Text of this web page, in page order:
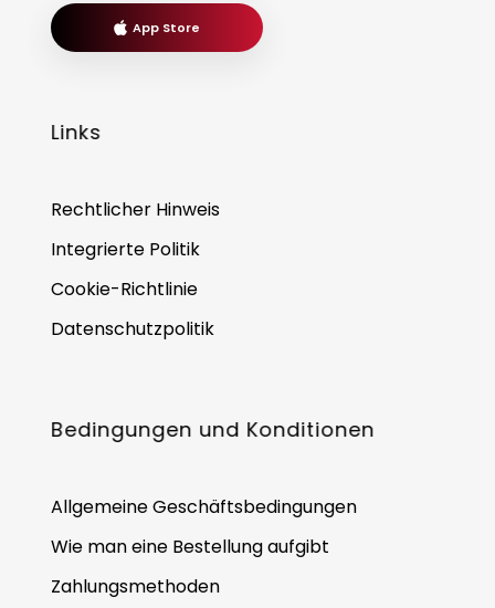
App Store
Links
Rechtlicher Hinweis
Integrierte Politik
Cookie-Richtlinie
Datenschutzpolitik
Bedingungen und Konditionen
Allgemeine Geschäftsbedingungen
Wie man eine Bestellung aufgibt
Zahlungsmethoden